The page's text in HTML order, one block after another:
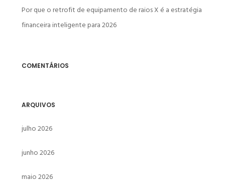
Por que o retrofit de equipamento de raios X é a estratégia
financeira inteligente para 2026
COMENTÁRIOS
ARQUIVOS
julho 2026
junho 2026
maio 2026